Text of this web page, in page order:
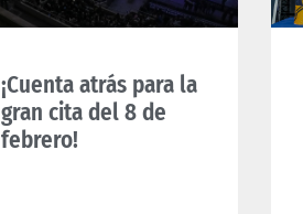
¡Cuenta atrás para la
gran cita del 8 de
febrero!